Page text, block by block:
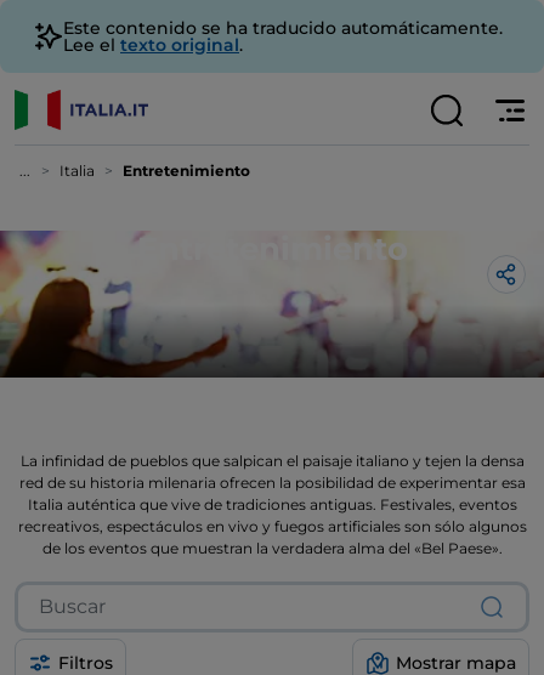
Este contenido se ha traducido automáticamente.
Lee el texto original.
... Italia Entretenimiento
Entretenimiento
La infinidad de pueblos que salpican el paisaje italiano y tejen la densa
red de su historia milenaria ofrecen la posibilidad de experimentar esa
Italia auténtica que vive de tradiciones antiguas. Festivales, eventos
recreativos, espectáculos en vivo y fuegos artificiales son sólo algunos
de los eventos que muestran la verdadera alma del «Bel Paese».
Filtros Mostrar mapa